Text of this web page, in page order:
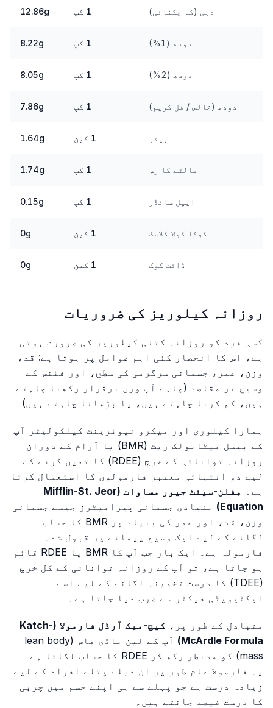
دہی (کم چکنائی) 1 کپ 12.86g
دودھ (1%) 1 کپ 8.22g
دودھ (2%) 1 کپ 8.05g
دودھ (خالص / فل کریم) 1 کپ 7.86g
بیئر 1 کین 1.64g
مالٹے کا رس 1 کپ 1.74g
ایپل سائڈر 1 کپ 0.15g
کوکا کولا کلاسک 1 کین 0g
ڈائٹ کوک 1 کین 0g
روزانہ کیلوریز کی ضروریات
کسی فرد کو روزانہ کتنی کیلوریز کی ضرورت ہوتی
ہے، اس کا انحصار کئی اہم عوامل پر ہوتا ہے: قد،
وزن، عمر، جسمانی سرگرمی کی سطح، اور فٹنس کے
وسیع تر مقاصد (چاہے آپ وزن برقرار رکھنا چاہتے
ہیں، کم کرنا چاہتے ہیں، یا بڑھانا چاہتے ہیں)۔
ہمارا کیلوری اور میکرو نیوٹرینٹ کیلکولیٹر آپ
کے بیسل میٹابولک ریٹ (BMR) یا آرام کے دوران
روزانہ توانائی کے خرچ (RDEE) کا تعین کرنے کے
لیے دو انتہائی معتبر فارمولوں کا استعمال کرتا
ہے۔
مِفلن-سینٹ جیور مساوات (Mifflin-St. Jeor
Equation)
بنیادی جسمانی پیرامیٹرز جیسے جسمانی
وزن، قد، اور عمر کی بنیاد پر BMR کا حساب
لگانے کے لیے ایک وسیع پیمانے پر قبول شدہ
فارمولہ ہے۔ ایک بار جب آپ کا BMR یا RDEE قائم
ہو جاتا ہے، تو آپ کے روزانہ توانائی کے کل خرچ
(TDEE) کا درست تخمینہ لگانے کے لیے اسے
ایکٹیویٹی فیکٹر سے ضرب دیا جاتا ہے۔
متبادل کے طور پر،
کیچ-میک آرڈل فارمولا (Katch-
McArdle Formula)
آپ کے لین باڈی ماس (lean body
mass) کو مدنظر رکھ کر RDEE کا حساب لگاتا ہے۔
یہ فارمولا عام طور پر ان دبلے پتلے افراد کے لیے
زیادہ درست ہے جو پہلے سے ہی اپنے جسم میں چربی
کا درست فیصد جانتے ہیں۔